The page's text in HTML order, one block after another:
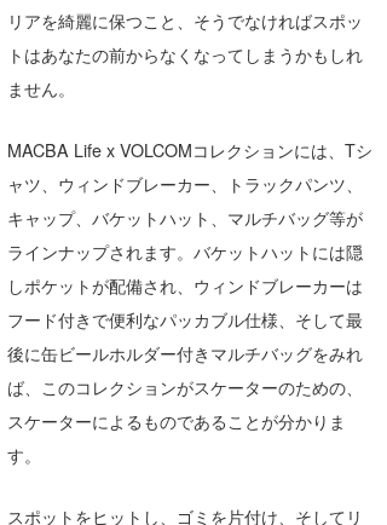
リアを綺麗に保つこと、そうでなければスポッ
トはあなたの前からなくなってしまうかもしれ
ません。
MACBA Life x VOLCOMコレクションには、Tシ
ャツ、ウィンドブレーカー、トラックパンツ、
キャップ、バケットハット、マルチバッグ等が
ラインナップされます。バケットハットには隠
しポケットが配備され、ウィンドブレーカーは
フード付きで便利なパッカブル仕様、そして最
後に缶ビールホルダー付きマルチバッグをみれ
ば、このコレクションがスケーターのための、
スケーターによるものであることが分かりま
す。
スポットをヒットし、ゴミを片付け、そしてリ
wanda
予報士 hiro.
chappy
Romisea